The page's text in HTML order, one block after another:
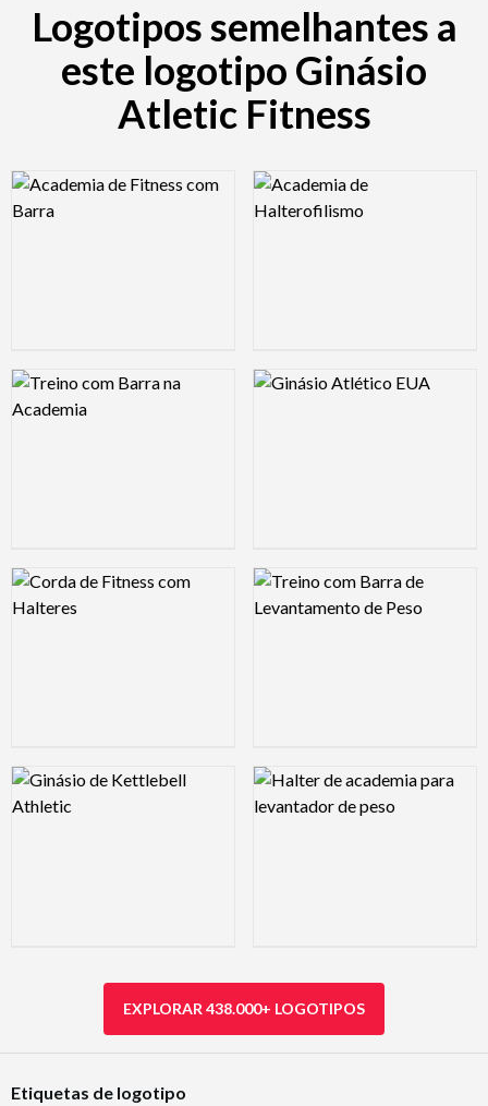
Logotipos semelhantes a
este logotipo Ginásio
Atletic Fitness
Logo Preview Image Logo Preview Image
Logo Preview Image Logo Preview Image
Logo Preview Image Logo Preview Image
Logo Preview Image Logo Preview Image
EXPLORAR 438.000+ LOGOTIPOS
Etiquetas de logotipo